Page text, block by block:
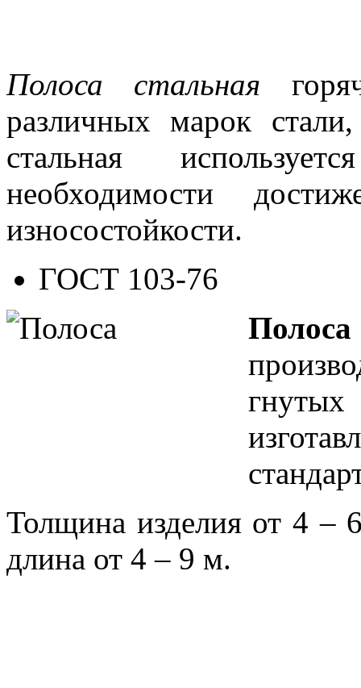
Полоса стальная
различных марок
стальная
необходимости
износостойкости.
ГОСТ 103-76
Толщина изделия от 4
длина от 4 – 9 м.